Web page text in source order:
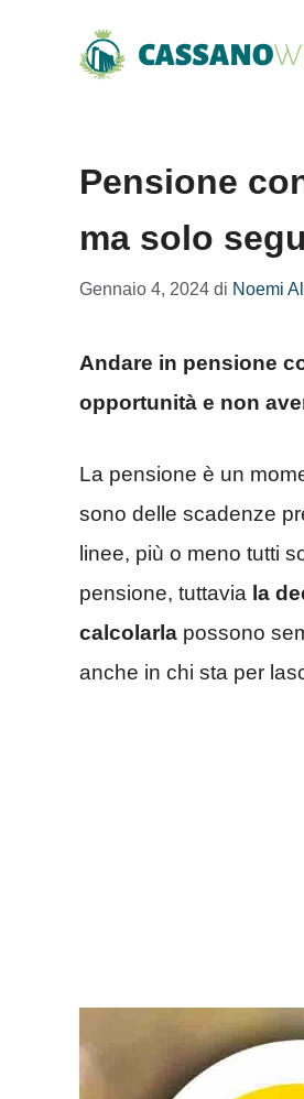
Pensione
ma solo
Gennaio 4, 2024 di Noemi
Andare in pensione
opportunità e non
La pensione è un
sono delle scadenze
linee, più o meno tutti
pensione, tuttavia la
calcolarla possono
anche in chi sta per